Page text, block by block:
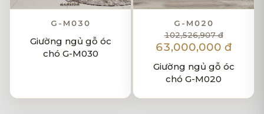
G-M030
Giường ngủ gỗ óc
chó G-M030
G-M020
102,526,907 đ
63,000,000 đ
Giường ngủ gỗ óc
chó G-M020